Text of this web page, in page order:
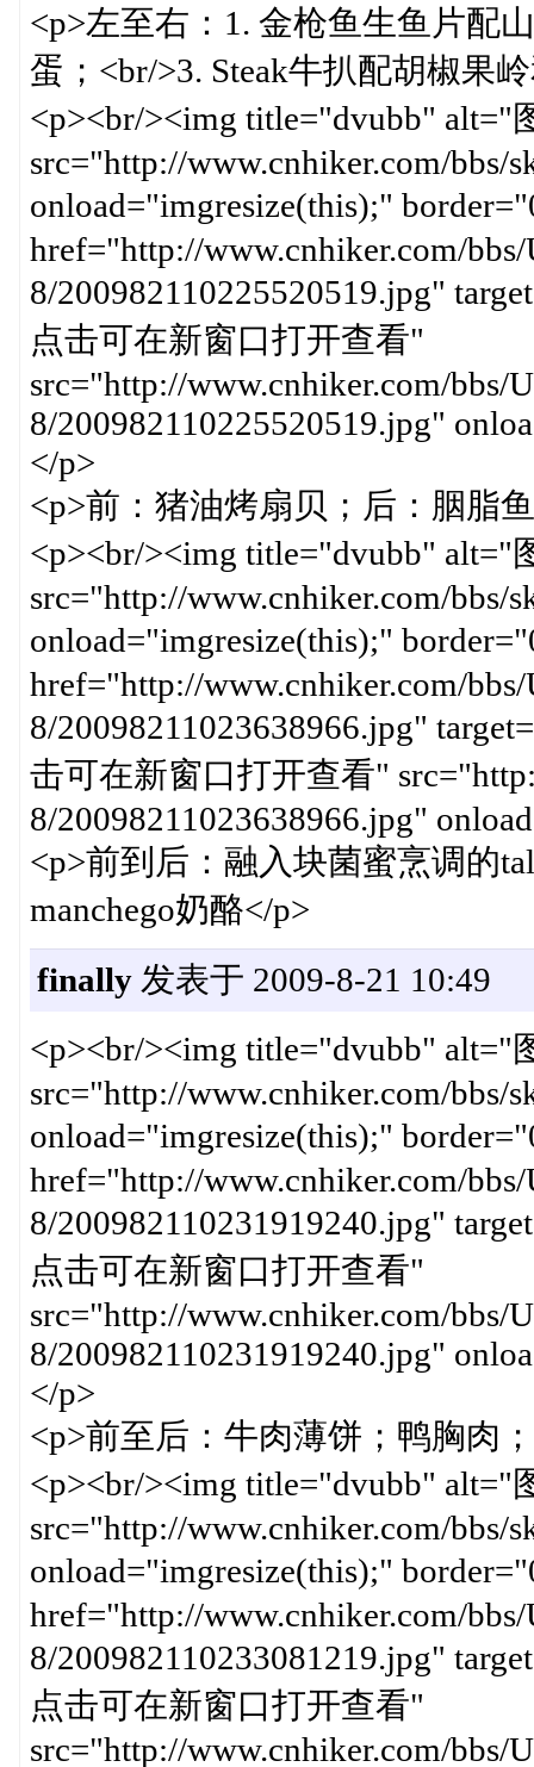
<p>左至右：1. 金枪鱼生鱼片配
蛋；<br/>3. Steak牛扒配胡椒果
<p><br/><img title="dvubb"
src="http://www.cnhiker.com/bbs/
onload="imgresize(this);"
href="http://www.cnhiker.com/
8/200982110225520519.jpg"
点击可在新窗口打开查看"
src="http://www.cnhiker.com/bbs/
8/200982110225520519.jpg"
</p>
<p>前：猪油烤扇贝；后：胭脂
<p><br/><img title="dvubb"
src="http://www.cnhiker.com/bbs/
onload="imgresize(this);"
href="http://www.cnhiker.com/
8/20098211023638966.jpg"
击可在新窗口打开查看"
8/20098211023638966.jpg"
<p>前到后：融入块菌蜜烹调的
manchego奶酪</p>
finally发表于 2009-8-21 10:49
<p><br/><img title="dvubb"
src="http://www.cnhiker.com/bbs/
onload="imgresize(this);"
href="http://www.cnhiker.com/
8/200982110231919240.jpg"
点击可在新窗口打开查看"
src="http://www.cnhiker.com/bbs/
8/200982110231919240.jpg"
</p>
<p>前至后：牛肉薄饼；鸭胸肉
<p><br/><img title="dvubb"
src="http://www.cnhiker.com/bbs/
onload="imgresize(this);"
href="http://www.cnhiker.com/
8/200982110233081219.jpg"
点击可在新窗口打开查看"
src="http://www.cnhiker.com/bbs/